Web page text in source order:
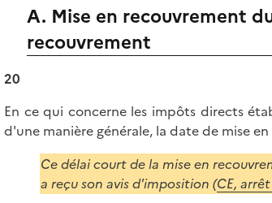
A. Mise en recouvrement
recouvrement
20
En ce qui concerne les impôts directs
d'une manière générale, la date de mise
Ce délai court de la mise en
a reçu son avis d'imposition (CE,